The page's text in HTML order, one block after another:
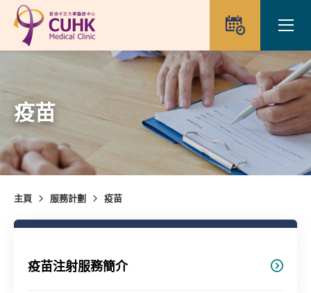
Skip to main content
預約
疫苗
主頁 服務計劃 疫苗
疫苗注射服務簡介